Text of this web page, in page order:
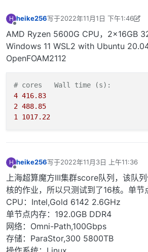
H
离线
heike256写于2022年11月1日 下午1:46
最后由 heike256 编辑 2022年11
AMD Ryzen 5600G CPU，2x16GB
Windows 11 WSL2 with Ubuntu
OpenFOAM2112
# cores   Wall time (s):
4 416.83
2 488.85
1
1017.22
H
离线
heike256写于2022年11月3日 上午11:36
最后由 编辑
上海超算魔方III集群score队列，该队
核的作业，所以只测试到了16核。单节
CPU：Intel,Gold 6142 2.6GHz
单节点内存：192.0GB DDR4
网络：Omni-Path,100Gbps
存储：ParaStor,300 5800TB